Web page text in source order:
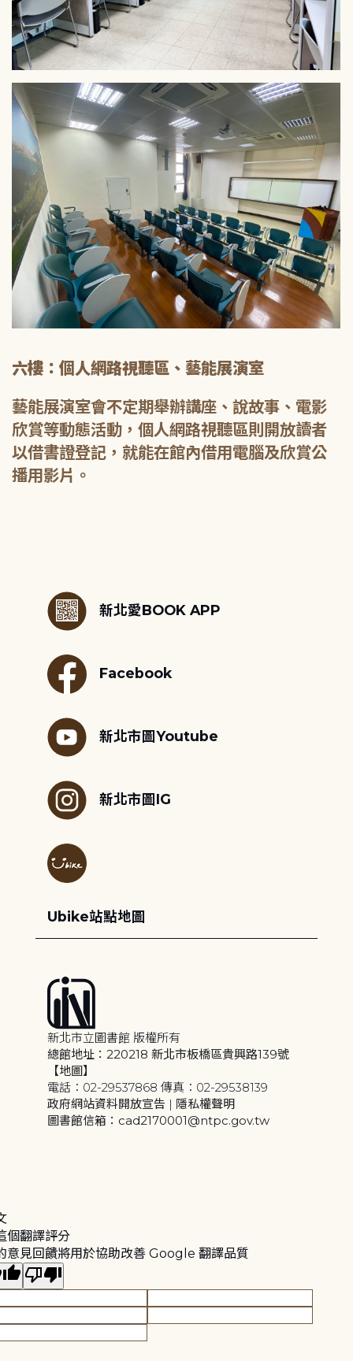
六樓：個人網路視聽區、藝能展演室
藝能展演室會不定期舉辦講座、說故事、電影
欣賞等動態活動，個人網路視聽區則開放讀者
以借書證登記，就能在館內借用電腦及欣賞公
播用影片。
新北愛BOOK APP
Facebook
新北市圖Youtube
新北市圖IG
Ubike站點地圖
新北市立圖書館 版權所有
總館地址：220218 新北市板橋區貴興路139號
【地圖】
電話：02-29537868 傳真：02-29538139
政府網站資料開放宣告 | 隱私權聲明
圖書館信箱：cad2170001@ntpc.gov.tw
個翻譯評分
意見回饋將用於協助改善 Google 翻譯品質